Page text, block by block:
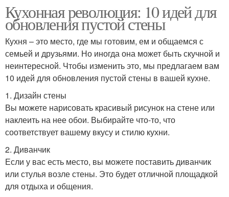
Кухонная революция: 10 идей для
обновления пустой стены
Кухня – это место, где мы готовим, ем и общаемся с
семьей и друзьями. Но иногда она может быть скучной и
неинтересной. Чтобы изменить это, мы предлагаем вам
10 идей для обновления пустой стены в вашей кухне.
1. Дизайн стены
Вы можете нарисовать красивый рисунок на стене или
наклеить на нее обои. Выбирайте что-то, что
соответствует вашему вкусу и стилю кухни.
2. Диванчик
Если у вас есть место, вы можете поставить диванчик
или стулья возле стены. Это будет отличной площадкой
для отдыха и общения.